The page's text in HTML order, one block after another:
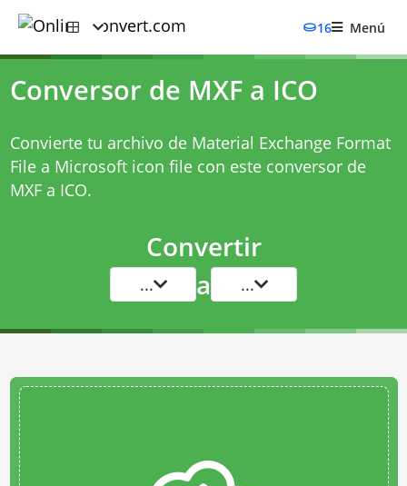
16 Menú
Conversor de MXF a ICO
Convierte tu archivo de Material Exchange Format
File a Microsoft icon file con este conversor de
MXF a ICO.
Convertir
... a ...